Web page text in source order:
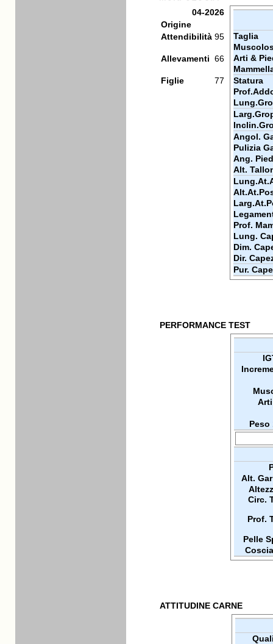
04-2026
Origine
Attendibilità 95
Allevamenti 66
Figlie 77
Taglia
Arti &
Statura
Angol.
Pulizia
Ang.
Alt.
Prof.
Lung.
Dim.
Dir.
Pur.
PERFORMANCE TEST
Peso
Alt.
Circ.
Prof.
Pelle
ATTITUDINE CARNE